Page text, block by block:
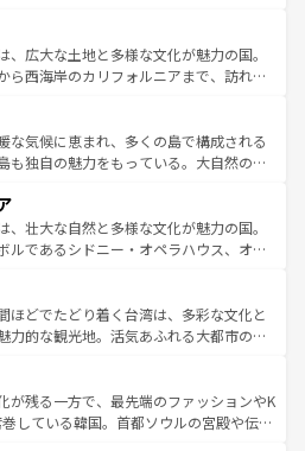
てほしい。
残る町や、スイスならではのユニークな
ルプス観光だけでなく町歩きも満喫する
民の所得が高いため物価も高いが、旅行
光を楽しむこともできる。 なお、新
コンテンツ一覧 を参照してほしい。
、広大な土地と多様な文化が魅力の国。
ら西海岸のカリフォルニアまで、訪れる
は、観光、ショッピング、エンターテイ
た刺激的なスポットだ。一方、アメリカ
広がり、グランドキャニオンやイエロー
ンズでは、音楽と美食が融合した独特の
者はアメリカの各地域で異なる魅力を楽
多様性と豊かな歴史を感じることができ
ルだ。 なお、新着のアメリカ
一覧を参照してほしい。
な気候に恵まれ、多くの島で構成される
も独自の魅力をもっている。大自然の神
い。また、定番の観光地といえばオアフ
然を求めるならマウイ島やカウアイ島が
ルドグリーンに輝く海をはじめ、豊かな
心で訪れる人々を迎えてくれるハワイの
ーカルフードやハワイアンミュージッ
ダンスなど、すべてがハワイの魅力を彩
。 なお、新着のハワイ情報
を参照してほしい。
、壮大な自然と多様な文化が魅力の国。
ルであるシドニー・オペラハウス、オー
中央部にそびえるウルル（エアーズロッ
の美しい原生林やケアンズの熱帯雨林な
くさん。また、カフェやワイン、オージ
ティも充実しており、サーフィンやダイ
グなど、アウトドア好きにはたまらな
アの多彩な魅力を存分に味わいつくそ
ほどでたどり着く台湾は、多彩な文化と
力的な観光地。活気あふれる大都市の台
岳地帯である台湾東部など、都市の喧騒
共存しており、訪れる人に新しい発見と
くれる。また、奥深い台湾の食文化も魅
が残る一方で、最先端のファッションやK
している韓国。首都ソウルの宮殿や伝統